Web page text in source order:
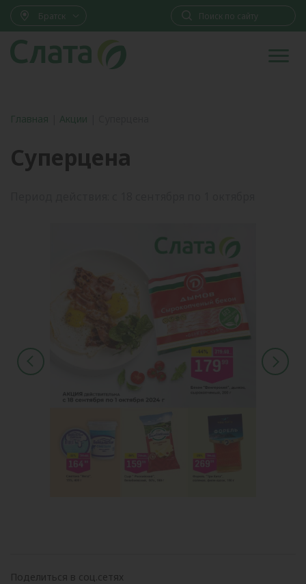
Братск
Главная Акции
Суперцена
Поделиться в соц.сетях